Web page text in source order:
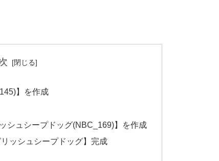
】を作成
シュシープドッグ(NBC_169)】を作成
ッシュシープドッグ】完成